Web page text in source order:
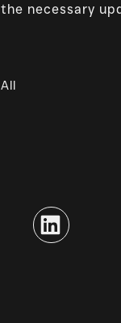
necessary
All